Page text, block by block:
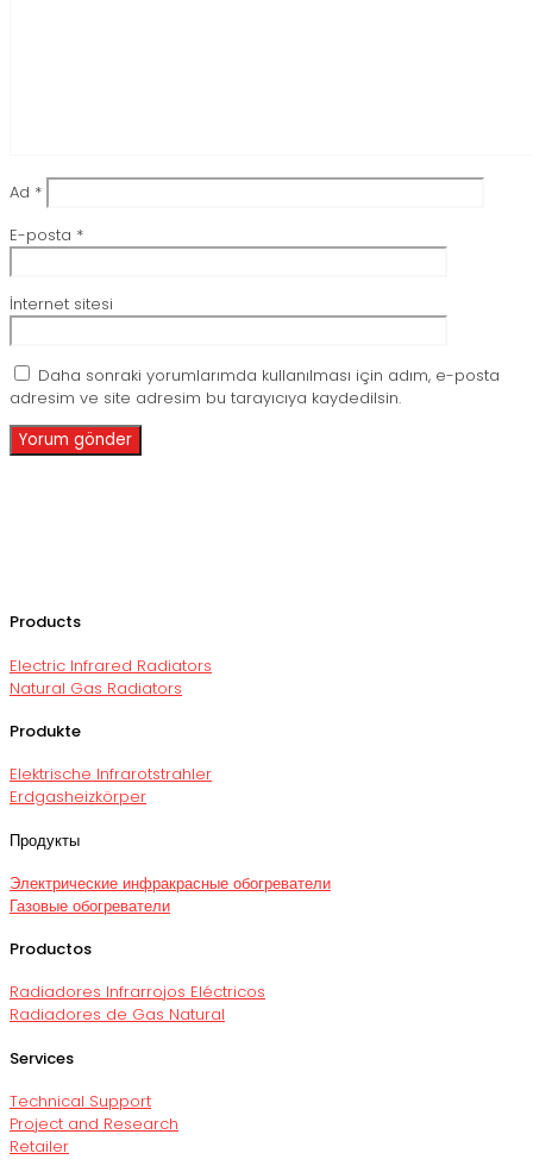
Ad *
E-posta *
İnternet sitesi
Daha sonraki yorumlarımda kullanılması için adım, e-posta
adresim ve site adresim bu tarayıcıya kaydedilsin.
Products
Electric Infrared Radiators
Natural Gas Radiators
Produkte
Elektrische Infrarotstrahler
Erdgasheizkörper
Продукты
Электрические инфракрасные обогреватели
Газовые обогреватели
Productos
Radiadores Infrarrojos Eléctricos
Radiadores de Gas Natural
Services
Technical Support
Project and Research
Retailer